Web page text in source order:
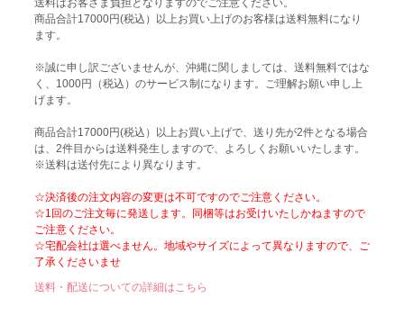
送料はお客さま負担となりますのでご注意ください。
商品合計17000円(税込）以上お買い上げのお客様は送料無料になり
ます。
※誠に申し訳ございませんが、沖縄に関しましては、送料無料ではな
く、1000円（税込）のサービス制になります。ご理解お願い申し上
げます。
商品合計17000円(税込）以上お買い上げで、送り先が2件となる場合
は、2件目からは送料発生しますので、よろしくお願いいたします。
※送料は送付先により異なります。
☆決済後の注文内容の変更は不可ですのでご注意ください。
☆1回のご注文毎に発送します。同梱等はお受けいたしかねますので
ご注意ください。
☆宅配会社は選べません。地域やサイズによって異なりますので、ご
了承くださいませ
送料・配送についての詳細はこちら